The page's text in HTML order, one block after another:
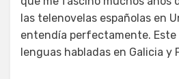
las telenovelas españolas en
entendía perfectamente. Este
lenguas habladas en Galicia y